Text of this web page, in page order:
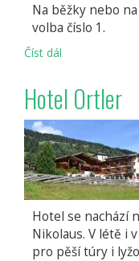
Na běžky nebo
volba číslo 1.
Číst dál
Hotel Ortler
Hotel se nachází
Nikolaus. V létě i
pro pěší túry i